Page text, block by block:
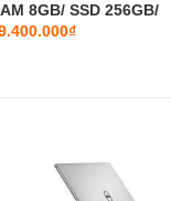
8GB/ SSD 256GB/
10...